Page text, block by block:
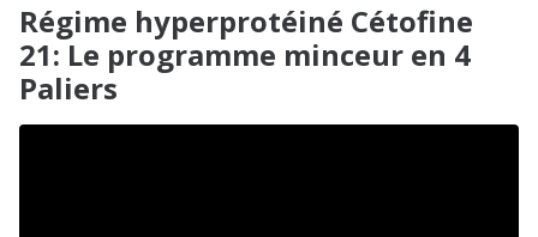
Régime hyperprotéiné Cétofine
21: Le programme minceur en 4
Paliers